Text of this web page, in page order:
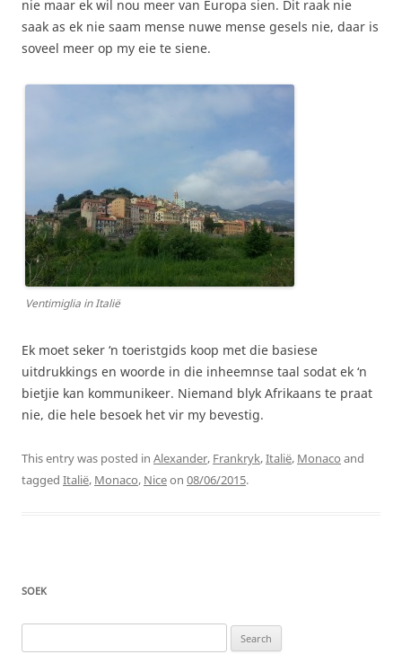
nie maar ek wil nou meer van Europa sien. Dit raak nie
saak as ek nie saam mense nuwe mense gesels nie, daar is
soveel meer op my eie te siene.
Ventimiglia in Italië
Ek moet seker ‘n toeristgids koop met die basiese
uitdrukkings en woorde in die inheemnse taal sodat ek ‘n
bietjie kan kommunikeer. Niemand blyk Afrikaans te praat
nie, die hele besoek het vir my bevestig.
This entry was posted in Alexander, Frankryk,Italië, Monaco and
tagged Italië, Monaco, Niceon 08/06/2015.
SOEK
for: